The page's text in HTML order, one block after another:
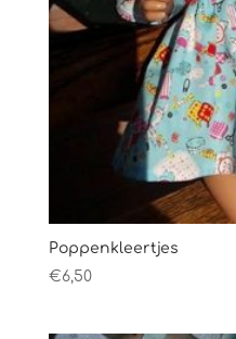
Poppenkleertjes
€6,50